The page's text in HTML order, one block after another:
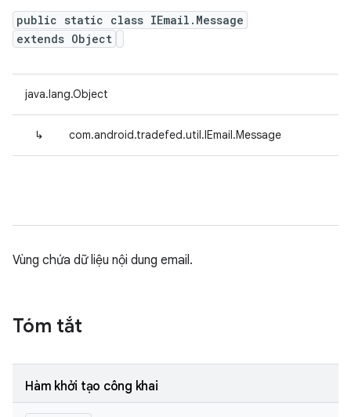
public static class IEmail.Message
extends Object
java.lang.Object
↳ com.android.tradefed.util.IEmail.Message
Vùng chứa dữ liệu nội dung email.
Tóm tắt
Hàm khởi tạo công khai